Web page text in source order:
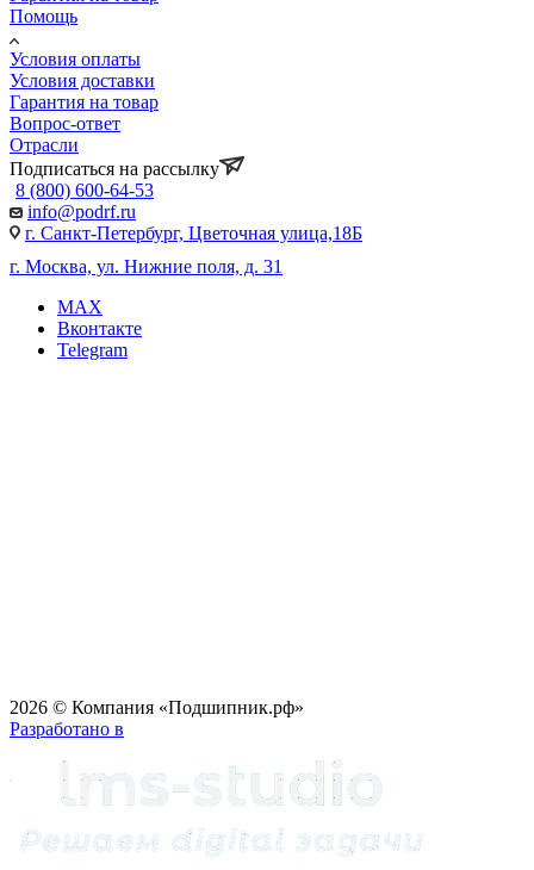
Помощь
Условия оплаты
Условия доставки
Гарантия на товар
Вопрос-ответ
Отрасли
Подписаться на рассылку
8 (800) 600-64-53
info@podrf.ru
г. Санкт-Петербург, Цветочная улица,18Б
г. Москва, ул. Нижние поля, д. 31
MAX
Вконтакте
Telegram
2026 © Компания «Подшипник.рф»
Разработано в